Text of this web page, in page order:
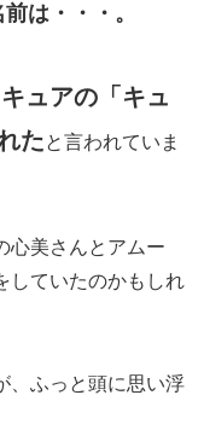
は・・・。
ュアの「キュ
たと言われていま
心美さんとアムー
していたのかもしれ
、ふっと頭に思い浮